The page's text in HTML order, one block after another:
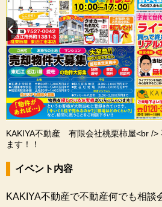
KAKIYA不動産 有限会社桃栗柿屋<br />
ます！！
イベント内容
KAKIYA不動産で不動産何でも相